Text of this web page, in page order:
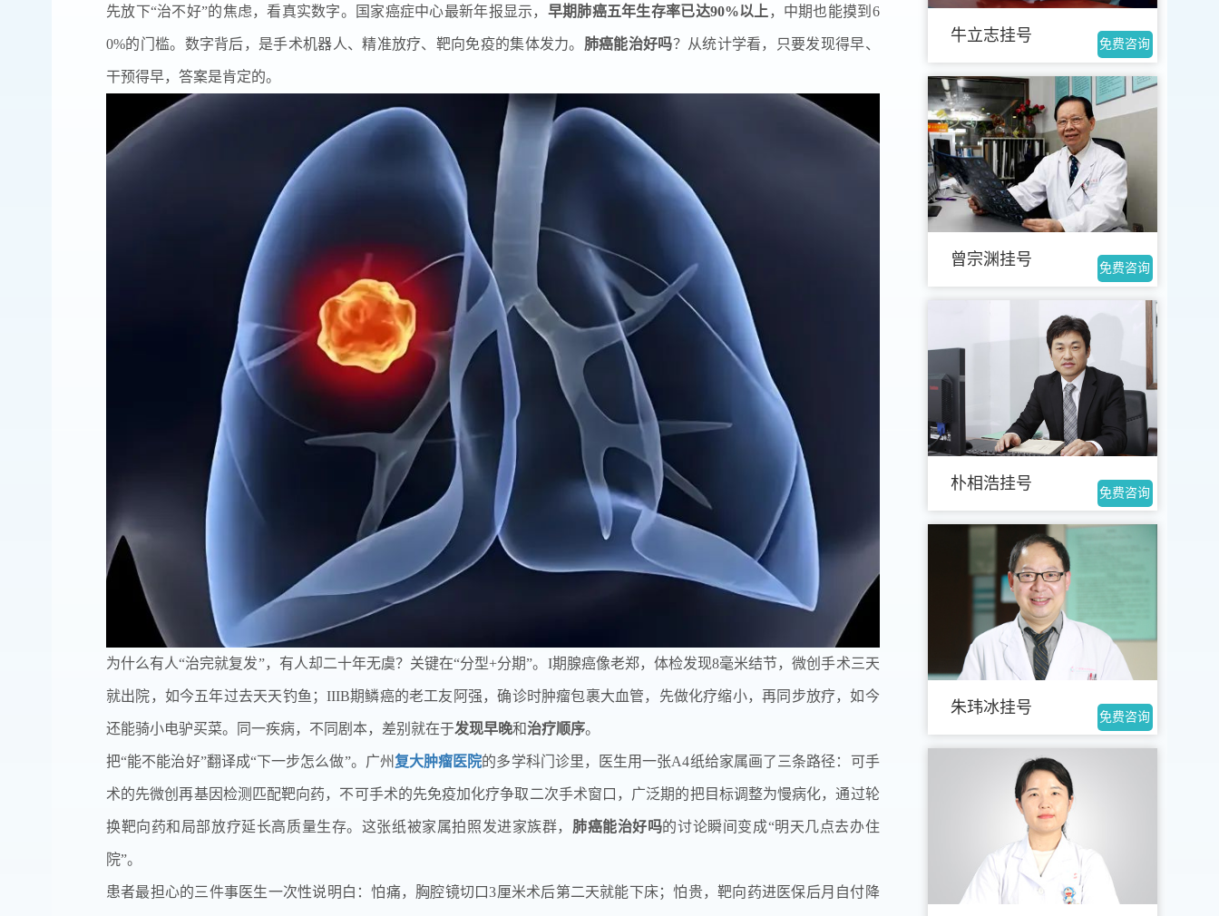
先放下“治不好”的焦虑，看真实数字。国家癌症中心最新年报显示， 早期肺癌五年生存率已达90%以上 ，中期也能摸到6
0%的门槛。数字背后，是手术机器人、精准放疗、靶向免疫的集体发力。 肺癌能治好吗？从统计学看，只要发现得早、
干预得早，答案是肯定的。
为什么有人“治完就复发”，有人却二十年无虞？关键在“分型+分期”。I期腺癌像老郑，体检发现8毫米结节，微创手术三天
就出院，如今五年过去天天钓鱼；IIIB期鳞癌的老工友阿强，确诊时肿瘤包裹大血管，先做化疗缩小，再同步放疗，如今
还能骑小电驴买菜。同一疾病，不同剧本，差别就在于发现早晚和治疗顺序。
把“能不能治好”翻译成“下一步怎么做”。广州复大肿瘤医院的多学科门诊里，医生用一张A4纸给家属画了三条路径：可手
术的先微创再基因检测匹配靶向药，不可手术的先免疫加化疗争取二次手术窗口，广泛期的把目标调整为慢病化，通过轮
换靶向药和局部放疗延长高质量生存。这张纸被家属拍照发进家族群， 肺癌能治好吗的讨论瞬间变成“明天几点去办住
院”。
患者最担心的三件事医生一次性说明白：怕痛，胸腔镜切口3厘米术后第二天就能下床；怕贵，靶向药进医保后月自付降
免费咨询
牛立志挂号
免费咨询
曾宗渊挂号
免费咨询
朴相浩挂号
免费咨询
朱玮冰挂号